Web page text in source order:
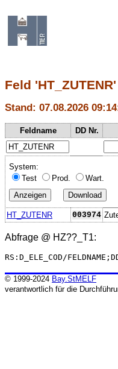
Feld 'HT_ZUTENR'
Stand: 07.08.2026
Feldname DD Nr.
System:
Test
Prod. Wart.
HT_ZUTENR 003974
Abfrage @ HZ??_T1:
RS:D_ELE_COD/
© 1999-2024 Bay.StMELF
verantwortlich für die